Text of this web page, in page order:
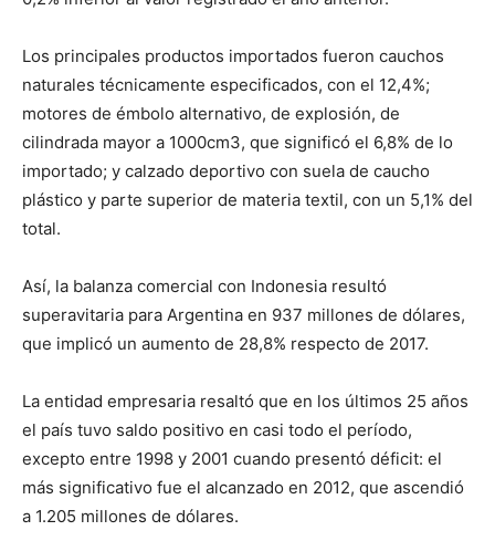
Los principales productos importados fueron cauchos
naturales técnicamente especificados, con el 12,4%;
motores de émbolo alternativo, de explosión, de
cilindrada mayor a 1000cm3, que significó el 6,8% de lo
importado; y calzado deportivo con suela de caucho
plástico y parte superior de materia textil, con un 5,1% del
total.
Así, la balanza comercial con Indonesia resultó
superavitaria para Argentina en 937 millones de dólares,
que implicó un aumento de 28,8% respecto de 2017.
La entidad empresaria resaltó que en los últimos 25 años
el país tuvo saldo positivo en casi todo el período,
excepto entre 1998 y 2001 cuando presentó déficit: el
más significativo fue el alcanzado en 2012, que ascendió
a 1.205 millones de dólares.